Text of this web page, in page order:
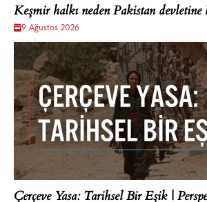
Keşmir halkı neden Pakistan devletine
9 Ağustos 2026
Çerçeve Yasa: Tarihsel Bir Eşik |